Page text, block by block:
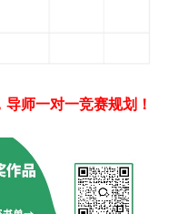
师一对一竞赛规划！